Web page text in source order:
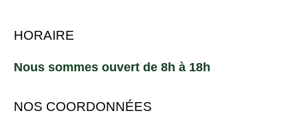
HORAIRE
Nous sommes ouvert de 8h à 18h
NOS COORDONNÉES